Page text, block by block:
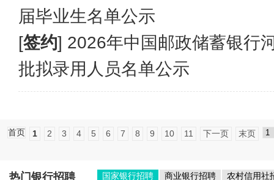
届毕业生名单公示
[签约] 2026年中国邮政储蓄银行
批拟录用人员名单公示
首页 1 2 3 4 5 6 7 8 9 10 11 下一页 末页
热门银行招聘 国家银行招聘 商业银行招聘 农村信用社